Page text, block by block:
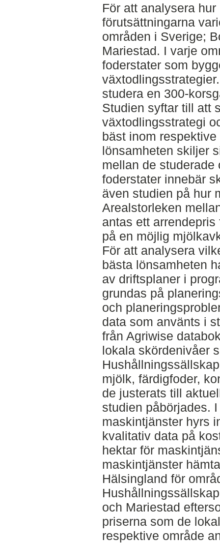
För att analysera
förutsättningarna
områden i Sverige;
Mariestad. I varje
foderstater som
studera en 300-
Studien syftar till att
växtodlingsstrategi
bäst inom
lönsamheten skiljer
mellan de studerade
foderstater innebär
även studien på hur
Arealstorleken
antas ett
på en möjlig
För att analysera
bästa lönsamheten
av driftsplaner i
grundas på
och
data som använts i
från Agriwise
lokala skördenivåer
mjölk, färdigfoder,
de justerats till
studien påbörjades.
maskintjänster hyrs
kvalitativ data på
hektar för
maskintjänster
Hälsingland för
och Mariestad
priserna som de
respektive område